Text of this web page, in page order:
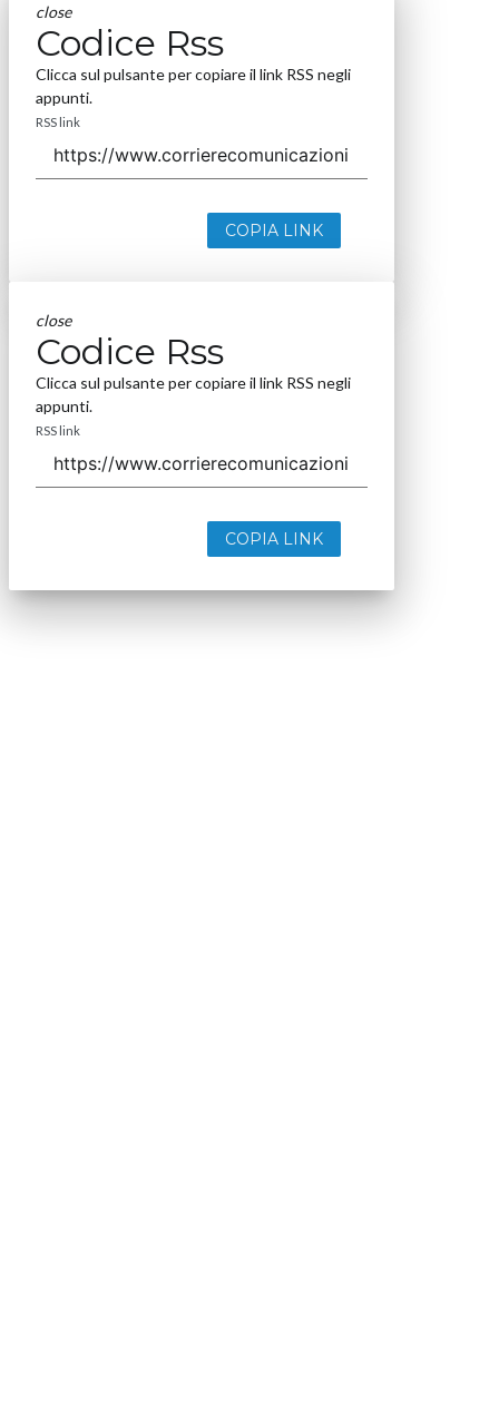
close
Codice Rss
Clicca sul pulsante per copiare il link RSS negli
appunti.
RSS link
COPIA LINK
close
Codice Rss
Clicca sul pulsante per copiare il link RSS negli
appunti.
RSS link
COPIA LINK